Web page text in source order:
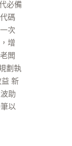
必備
碼
次
增
闆
劃執
新
助
以